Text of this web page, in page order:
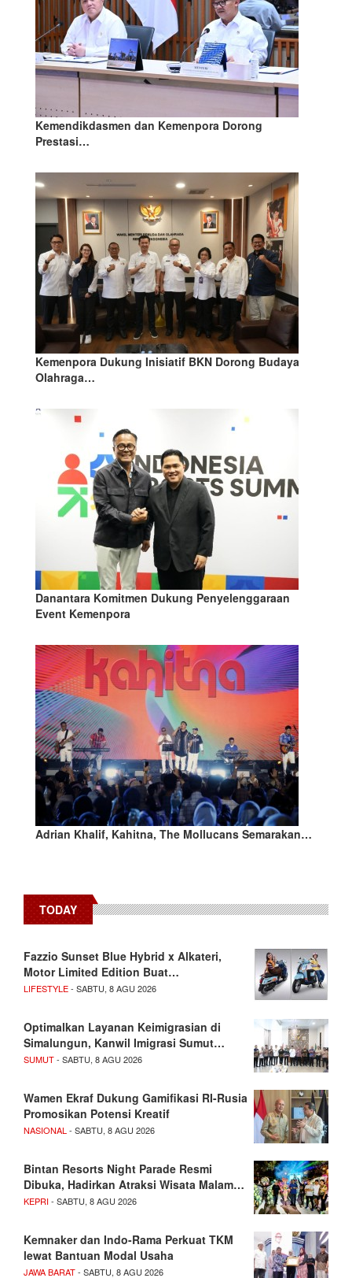
Kemendikdasmen dan Kemenpora Dorong
Prestasi…
Kemenpora Dukung Inisiatif BKN Dorong Budaya
Olahraga…
Danantara Komitmen Dukung Penyelenggaraan
Event Kemenpora
Adrian Khalif, Kahitna, The Mollucans Semarakan…
TODAY
Fazzio Sunset Blue Hybrid x Alkateri,
Motor Limited Edition Buat…
LIFESTYLE- SABTU, 8 AGU 2026
Optimalkan Layanan Keimigrasian di
Simalungun, Kanwil Imigrasi Sumut…
SUMUT- SABTU, 8 AGU 2026
Wamen Ekraf Dukung Gamifikasi RI-Rusia
Promosikan Potensi Kreatif
NASIONAL- SABTU, 8 AGU 2026
Bintan Resorts Night Parade Resmi
Dibuka, Hadirkan Atraksi Wisata Malam…
KEPRI- SABTU, 8 AGU 2026
Kemnaker dan Indo-Rama Perkuat TKM
lewat Bantuan Modal Usaha
JAWA BARAT- SABTU, 8 AGU 2026